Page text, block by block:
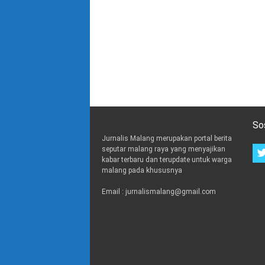
Jurnalis Malang merupakan portal berita
seputar malang raya yang menyajikan
kabar terbaru dan terupdate untuk warga
malang pada khususnya
Email : jurnalismalang@gmail.com